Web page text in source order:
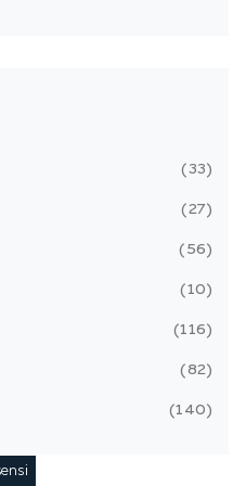
33
27
56
10
116
82
140